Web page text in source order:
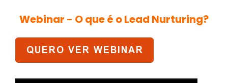
Webinar - O que é o Lead Nurturing?